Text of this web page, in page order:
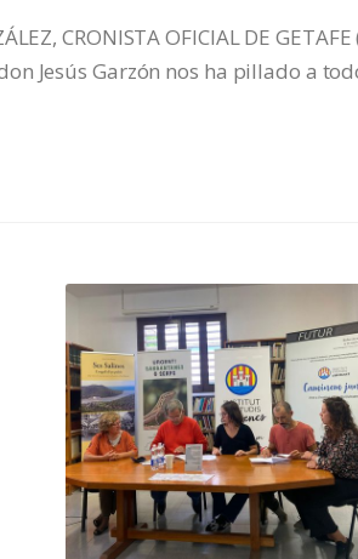
CRONISTA OFICIAL DE
Jesús Garzón nos ha pillado a